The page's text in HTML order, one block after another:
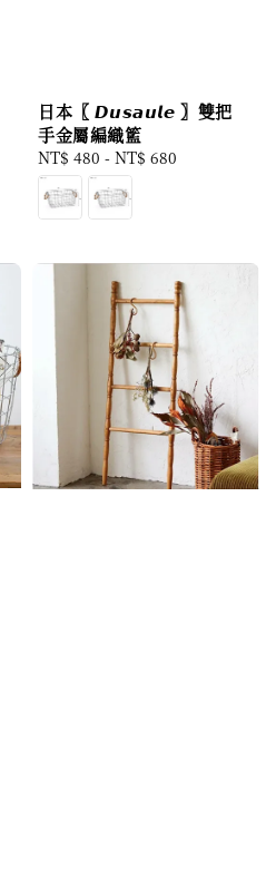
日本〖 𝘿𝙪𝙨𝙖𝙪𝙡𝙚 〗雙把
手金屬編織籃
Regular
price
NT$ 480 - NT$ 680